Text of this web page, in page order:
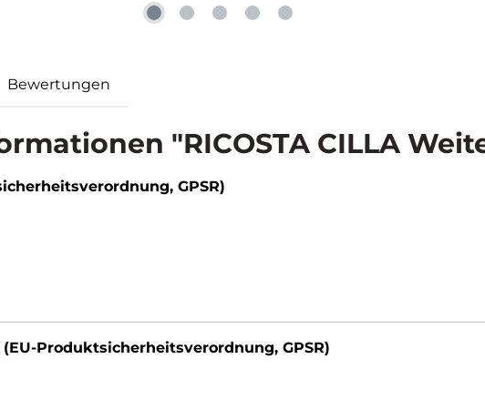
Bewertungen
"RICOSTA CILLA
GPSR)
Produktsicherheitsverordnung, GPSR)